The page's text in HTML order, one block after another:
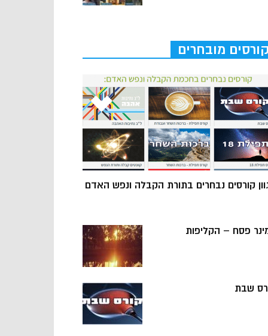
קורסים מובחרים
קורסים נבחרים בתורת הקבלה ונפש האדם
פסח – הקליפות
שבת